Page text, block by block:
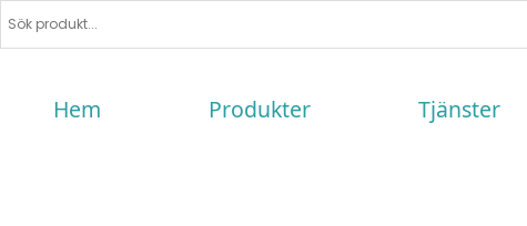
Hem Produkter Tjänster